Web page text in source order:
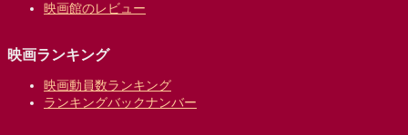
映画館のレビュー
映画ランキング
映画動員数ランキング
ランキングバックナンバー